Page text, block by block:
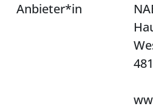
Anbieter*in